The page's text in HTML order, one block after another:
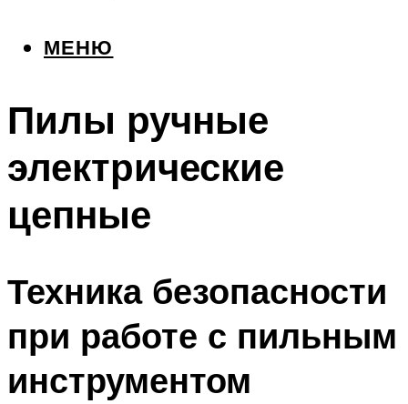
МЕНЮ
Пилы ручные
электрические
цепные
Техника безопасности
при работе с пильным
инструментом